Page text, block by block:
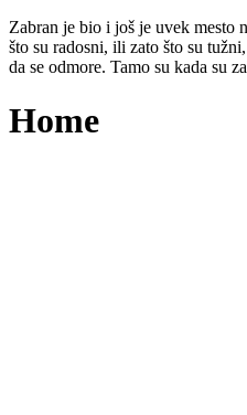
Zabran je bio i još je uvek mesto
što su radosni, ili zato što su
da se odmore. Tamo su kada su
Home